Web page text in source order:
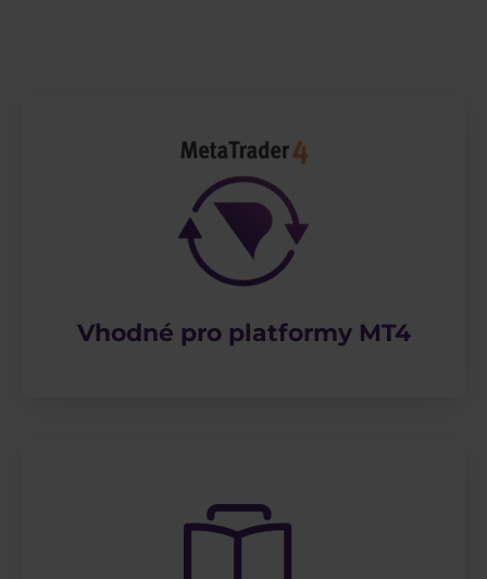
Vhodné pro platformy MT4